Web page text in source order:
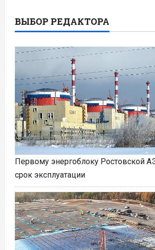
ВЫБОР РЕДАКТОРА
Первому энергоблоку Ростовской
срок эксплуатации